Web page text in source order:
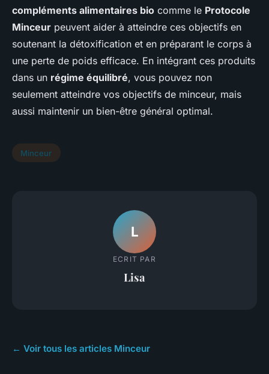
compléments alimentaires bio comme le Protocole
Minceur peuvent aider à atteindre ces objectifs en
soutenant la détoxification et en préparant le corps à
une perte de poids efficace. En intégrant ces produits
dans un régime équilibré, vous pouvez non
seulement atteindre vos objectifs de minceur, mais
aussi maintenir un bien-être général optimal.
Minceur
L
ECRIT PAR
Lisa
← Voir tous les articles Minceur